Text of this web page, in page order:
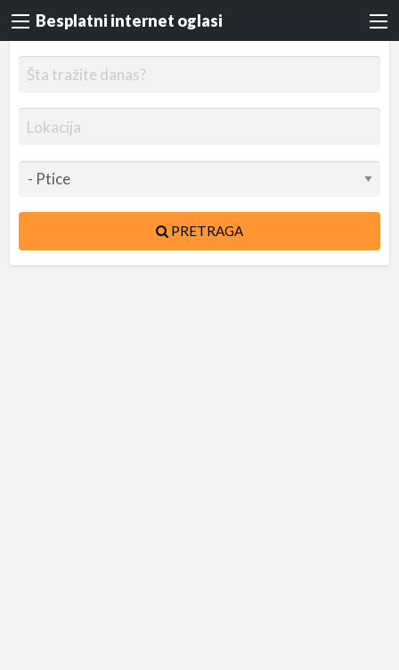
Besplatni internet oglasi
PRETRAGA